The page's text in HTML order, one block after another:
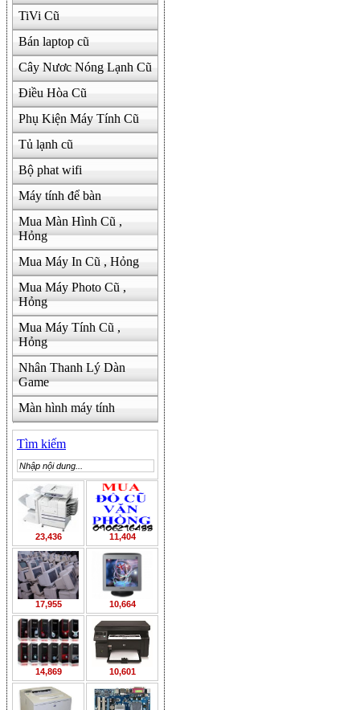
TiVi Cũ
Bán laptop cũ
Cây Nươc Nóng Lạnh Cũ
Điều Hòa Cũ
Phụ Kiện Máy Tính Cũ
Tủ lạnh cũ
Bộ phat wifi
Máy tính để bàn
Mua Màn Hình Cũ ,
Hỏng
Mua Máy In Cũ , Hỏng
Mua Máy Photo Cũ ,
Hỏng
Mua Máy Tính Cũ ,
Hỏng
Nhân Thanh Lý Dàn
Game
Màn hình máy tính
Tìm kiếm
23,436 11,404
17,955 10,664
14,869 10,601